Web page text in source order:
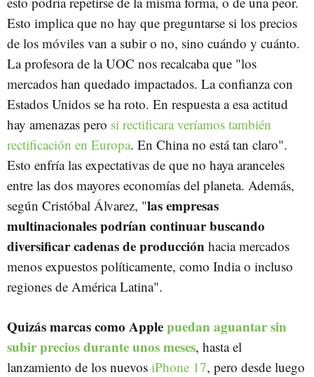
Esto implica que no hay que preguntarse si los precios
de los móviles van a subir o no, sino cuándo y cuánto.
La profesora de la UOC nos recalcaba que "los
mercados han quedado impactados. La confianza con
Estados Unidos se ha roto. En respuesta a esa actitud
hay amenazas pero si rectificara veríamos también
rectificación en Europa. En China no está tan claro".
Esto enfría las expectativas de que no haya aranceles
entre las dos mayores economías del planeta. Además,
según Cristóbal Álvarez, "las empresas
multinacionales podrían continuar buscando
diversificar cadenas de producción hacia mercados
menos expuestos políticamente, como India o incluso
regiones de América Latina".
Quizás marcas como Applepuedan aguantar sin
subir precios durante unos meses, hasta el
lanzamiento de los nuevos iPhone 17, pero desde luego